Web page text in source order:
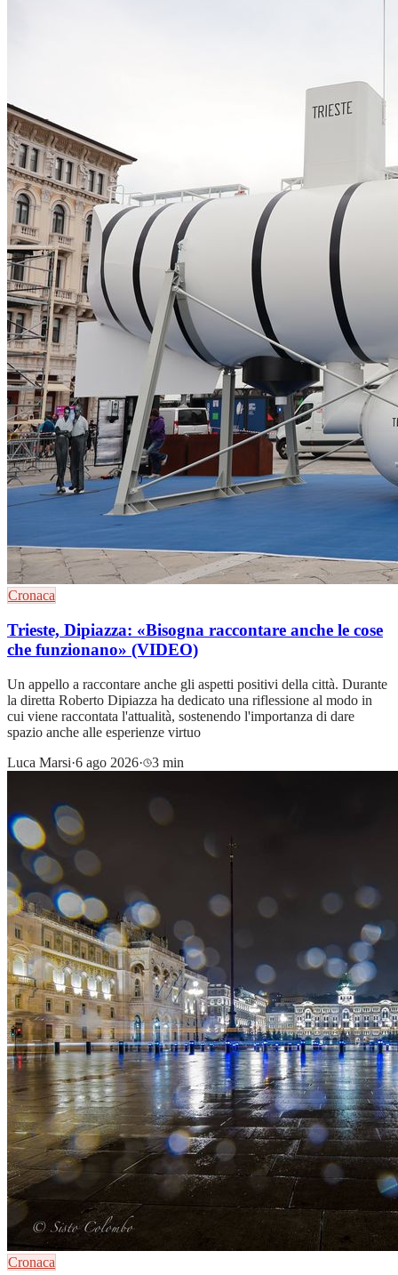
Cronaca
Trieste, Dipiazza: «Bisogna raccontare anche le cose
che funzionano» (VIDEO)
Un appello a raccontare anche gli aspetti positivi della città. Durante
la diretta Roberto Dipiazza ha dedicato una riflessione al modo in
cui viene raccontata l'attualità, sostenendo l'importanza di dare
spazio anche alle esperienze virtuo
Luca Marsi·6 ago 2026· 3 min
Cronaca